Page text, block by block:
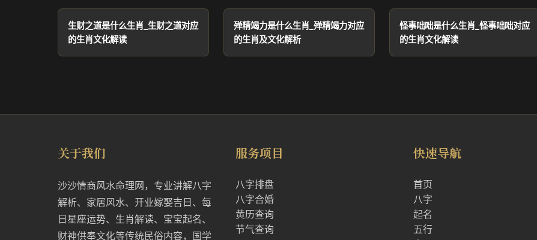
生财之道是什么生肖_生财之道对应
的生肖文化解读
殚精竭力是什么生肖_殚精竭力对应
的生肖及文化解析
怪事咄咄是什么生肖_怪事咄咄对应
的生肖文化解读
关于我们
沙沙情商风水命理网，专业讲解八字
解析、家居风水、开业嫁娶吉日、每
日星座运势、生肖解读、宝宝起名、
财神供奉文化等传统民俗内容，国学
服务项目
八字排盘
八字合婚
黄历查询
节气查询
快速导航
首页
八字
起名
五行